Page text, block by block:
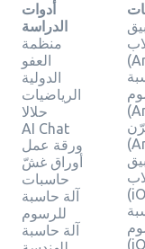
أدوات
الدراسة
منظمة
العفو
الدولية
الرياضيات
حلالا
AI Chat
ورقة عمل
أوراق غشّ
حاسبات
آلة حاسبة
للرسوم
آلة حاسبة